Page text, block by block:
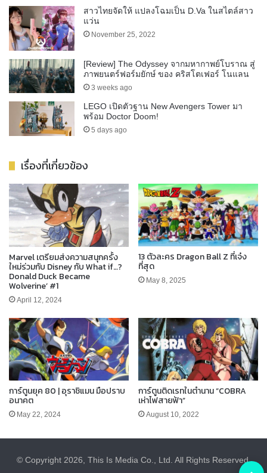
สาวไทยจัดให้ แปลงโฉมเป็น D.Va ในสไตล์สาว
แว่น
November 25, 2022
[Review] The Odyssey จากมหากาพย์โบราณ สู่
ภาพยนตร์ฟอร์มยักษ์ ของ คริสโตเฟอร์ โนแลน
3 weeks ago
LEGO เปิดตัวฐาน New Avengers Tower มา
พร้อม Doctor Doom!
5 days ago
เรื่องที่เกี่ยวข้อง
Marvel เตรียมส่งความสนุกครั้ง
ใหม่ร่วมกับ Disney กับ What if…?
Donald Duck Became
Wolverine’ #1
April 12, 2024
13 ตัวละคร Dragon Ball Z ที่เจ๋ง
ที่สุด
May 8, 2025
การ์ตูนยุค 80 | อุราชิแมน มือปราบ
อนาคต
May 22, 2024
การ์ตูนติดเรทในตำนาน “COBRA
เห่าไฟสายฟ้า”
August 10, 2022
© Copyright 2026, This Is Media Co., Ltd. All Rights Reserved.